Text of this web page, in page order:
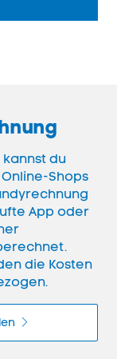
du
Online-Shops
App oder
die Kosten